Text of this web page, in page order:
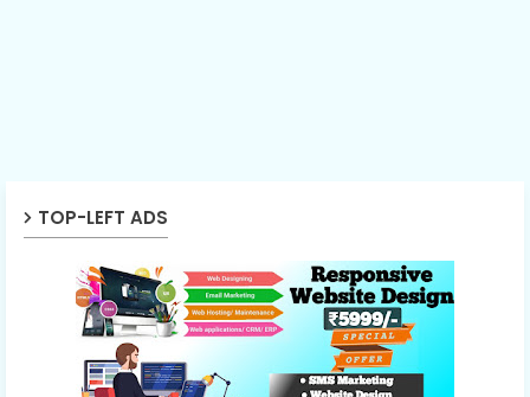
TOP-LEFT ADS